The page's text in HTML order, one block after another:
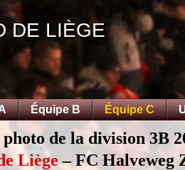
DE LIÈGE
Équipe B Équipe C
de la division 3B
Liège– FC Halveweg